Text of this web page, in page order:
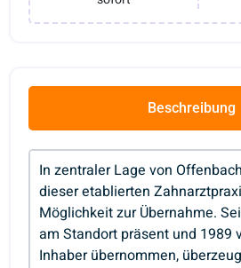
Beschreibung